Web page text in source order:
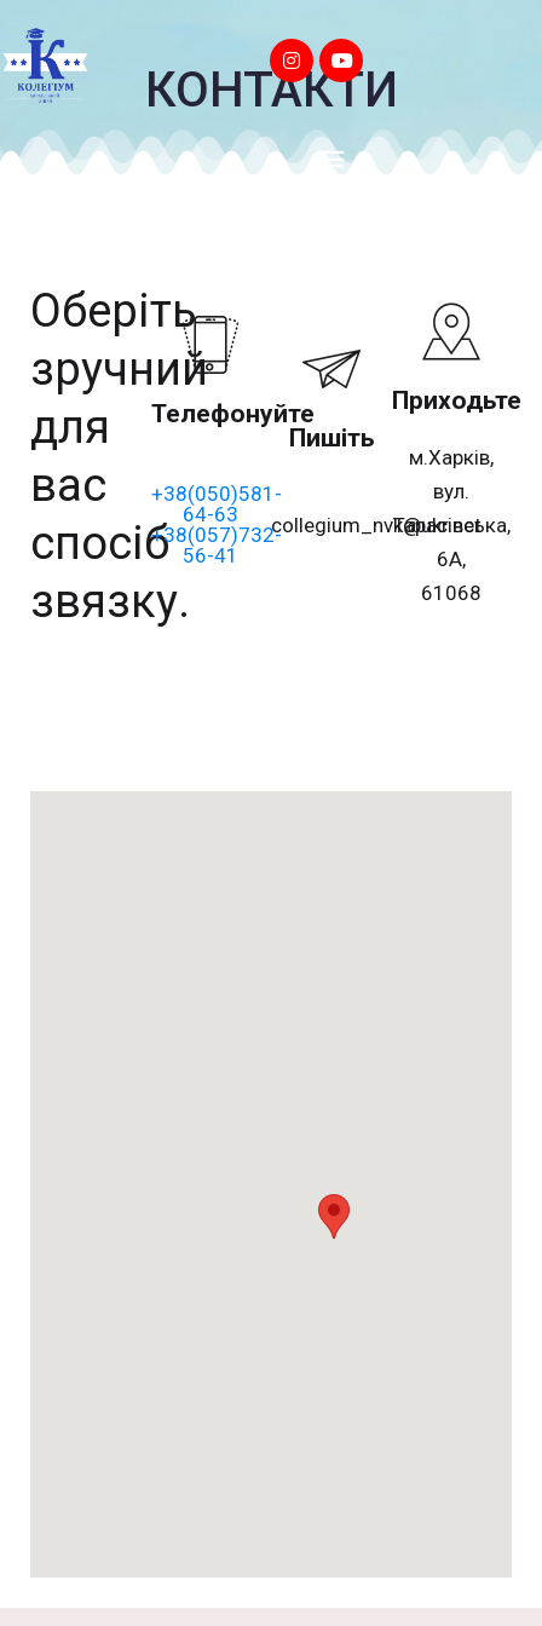
КОНТАКТИ
Оберіть
зручний
для
вас
спосіб
звязку.
Телефонуйте
+38(050)581-
64-63
+38(057)732-
56-41
Пишіть
collegium_nvk@ukr.net
Приходьте
м.Харків,
вул.
Тарасівська,
6А,
61068